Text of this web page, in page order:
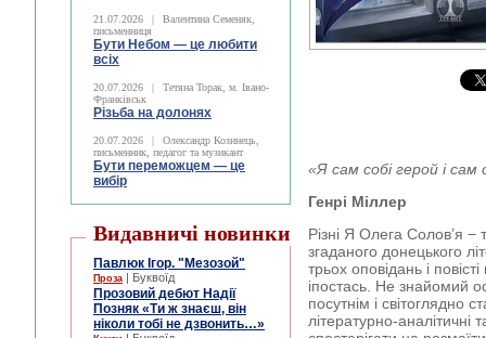
21.07.2026 |
Валентина Семеняк,
письменниця
Бути Небом ― це любити
всіх
20.07.2026 |
Тетяна Торак, м. Івано-
Франківськ
Різьба на долонях
20.07.2026 |
Олександр Козинець,
письменник, педагог та музикант
Бути переможцем — це
вибір
Видавничі новинки
Павлюк Ігор. "Мезозой"
Проза | Буквоїд
Прозовий дебют Надії
Позняк «Ти ж знаєш, він
ніколи тобі не дзвонить…»
«Я сам собі герой і сам
Генрі Міллер
Різні Я Олега Солов’я
згаданого донецького
трьох оповідань і
іпостась. Не знайомий
посутнім і світоглядно
літературно-аналітичні